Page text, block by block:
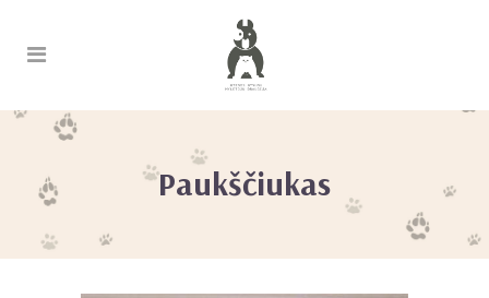
Paukščiukas